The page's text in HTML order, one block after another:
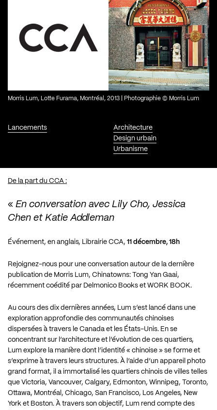
Lancements
Architecture
Design urbain
Urbanisme
Morris Lum, Lotte Furama, Montréal, 2013 | Photographie © Morris Lum
De la part du CCA :
« En conversation avec Lily Cho, Jessica
Chen et Katie Addleman
Événement, en anglais, Librairie CCA, 11 décembre, 18h
Rejoignez-nous pour une conversation autour de la dernière
publication de Morris Lum, Chinatowns: Tong Yan Gaai,
récemment coédité par Delmonico Books et WORK BOOK.
Au cours des dix dernières années, Lum s’est lancé dans une
exploration approfondie des communautés chinoises
dispersées à travers le Canada et les États-Unis. En se
concentrant sur l’architecture et l’évolution de ces quartiers,
Lum explore la manière dont l’identité « chinoise » se forme et
s’exprime à travers leurs structures. À l’aide d’un appareil photo
grand format, il a immortalisé les quartiers chinois de villes telles
que Victoria, Vancouver, Calgary, Edmonton, Winnipeg, Toronto,
Ottawa, Montréal, Chicago, San Francisco, Los Angeles, New
York et Boston. À travers son objectif, Lum rend compte des